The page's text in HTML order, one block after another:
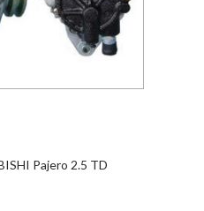
Pajero 2.5 TD